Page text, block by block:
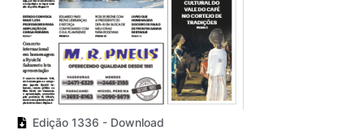
Edição 1336 - Download